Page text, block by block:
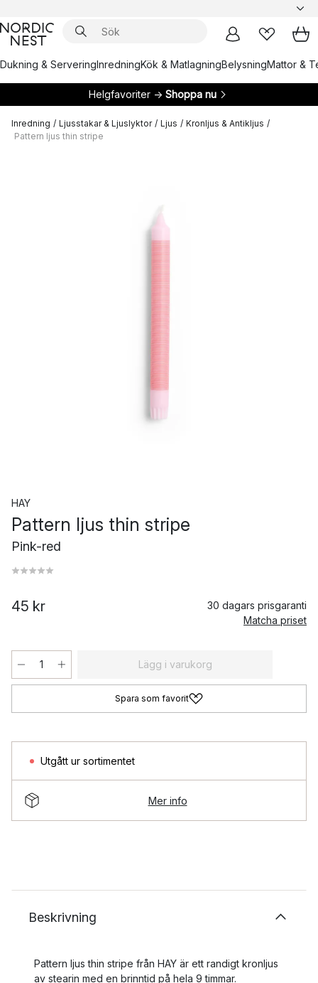
Dukning & ServeringInredningKök & MatlagningBelysningMattor &
Helgfavoriter → Shoppa nu
Inredning / Ljusstakar & Ljuslyktor / Ljus / Kronljus & Antikljus /
Pattern ljus thin stripe
HAY
Pattern ljus thin stripe
Pink-red
45 kr
30 dagars prisgaranti
Matcha priset
Lägg i varukorg
Spara som favorit
Utgått ur sortimentet
Mer info
Beskrivning
Pattern ljus thin stripe från HAY är ett randigt kronljus
av stearin med en brinntid på hela 9 timmar.